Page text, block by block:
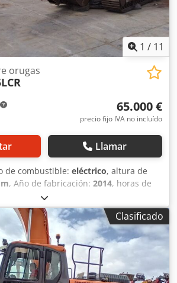
1 / 11
orugas
65.000 €
precio fijo IVA no incluído
Llamar
de combustible: eléctrico, altura de
, Año de fabricación: 2014, horas de
, Peso en vacío: 23.500 kg
1.800 kg PBV: 25.300 kg Dimensiones
x 308 cm Ancho de cadena de oruga: 60
y accesorios = - Sistema de lubricación
= Csdpfxjzb Nc Ne Anisrf Ubicación:
Esta excavadora de orugas de
necesaria para realizar
Clasificado